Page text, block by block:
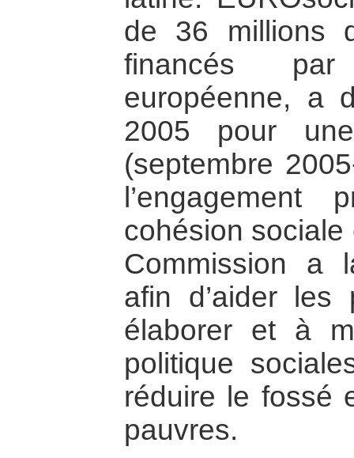
de 36 millions
financés
européenne, a
2005 pour
(septembre
cohésion sociale
Commission a
afin d’aider
élaborer et à
politique
réduire le fossé
pauvres.